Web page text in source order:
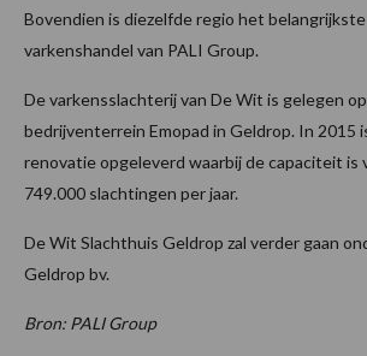
Bovendien is diezelfde regio het
varkenshandel van PALI Group.
De varkensslachterij van De Wit is gelegen
bedrijventerrein Emopad in Geldrop. In 2015
renovatie opgeleverd waarbij de capaciteit is
749.000 slachtingen per jaar.
De Wit Slachthuis Geldrop zal verder gaan
Geldrop bv.
Bron: PALI Group